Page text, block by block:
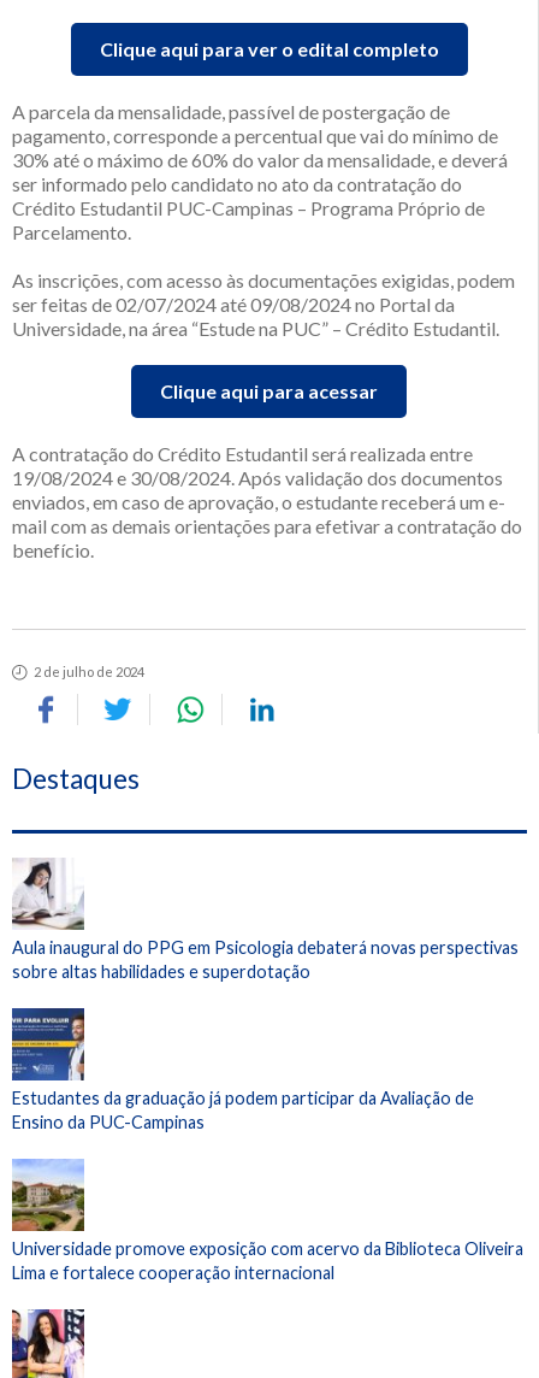
Clique aqui para ver o edital completo
A parcela da mensalidade, passível de postergação de
pagamento, corresponde a percentual que vai do mínimo de
30% até o máximo de 60% do valor da mensalidade, e deverá
ser informado pelo candidato no ato da contratação do
Crédito Estudantil PUC-Campinas – Programa Próprio de
Parcelamento.
As inscrições, com acesso às documentações exigidas, podem
ser feitas de 02/07/2024 até 09/08/2024 no Portal da
Universidade, na área “Estude na PUC” – Crédito Estudantil.
Clique aqui para acessar
A contratação do Crédito Estudantil será realizada entre
19/08/2024 e 30/08/2024. Após validação dos documentos
enviados, em caso de aprovação, o estudante receberá um e-
mail com as demais orientações para efetivar a contratação do
benefício.
2 de julho de 2024
Destaques
Aula inaugural do PPG em Psicologia debaterá novas perspectivas
sobre altas habilidades e superdotação
Estudantes da graduação já podem participar da Avaliação de
Ensino da PUC-Campinas
Universidade promove exposição com acervo da Biblioteca Oliveira
Lima e fortalece cooperação internacional